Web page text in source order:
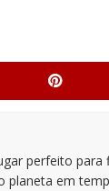
perfeito
em